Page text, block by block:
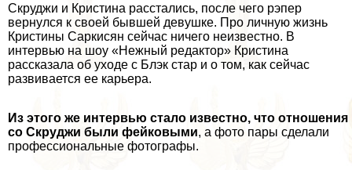
Скруджи и Кристина расстались, после чего рэпер
вернулся к своей бывшей дeвyшке. Про личную жизнь
Кристины Саркисян сейчас ничего неизвестно. В
интервью на шоу «Нежный редактор» Кристина
рассказала об уходе с Блэк стар и о том, как сейчас
развивается ее карьера.
Из этого же интервью стало известно, что отношения
со Скруджи были фейковыми, а фото пары сделали
профессиональные фотографы.